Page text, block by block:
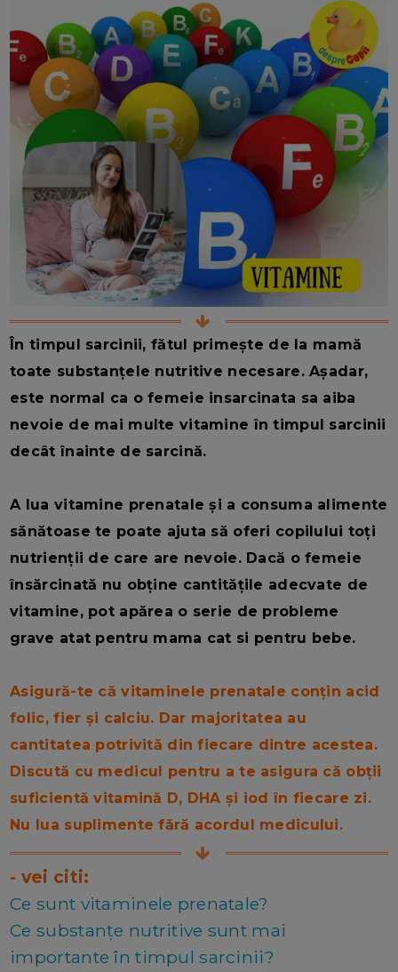
În timpul sarcinii, fătul primește de la mamă
toate substanțele nutritive necesare. Așadar,
este normal ca o femeie insarcinata sa aiba
nevoie de mai multe vitamine în timpul sarcinii
decât înainte de sarcină.
A lua vitamine prenatale și a consuma alimente
sănătoase te poate ajuta să oferi copilului toți
nutrienții de care are nevoie. Dacă o femeie
însărcinată nu obține cantitățile adecvate de
vitamine, pot apărea o serie de probleme
grave atat pentru mama cat si pentru bebe.
Asigură-te că vitaminele prenatale conțin acid
folic, fier și calciu. Dar majoritatea au
cantitatea potrivită din fiecare dintre acestea.
Discută cu medicul pentru a te asigura că obții
suficientă vitamină D, DHA și iod în fiecare zi.
Nu lua suplimente fără acordul medicului.
- vei citi:
Ce sunt vitaminele prenatale?
Ce substanțe nutritive sunt mai
importante în timpul sarcinii?